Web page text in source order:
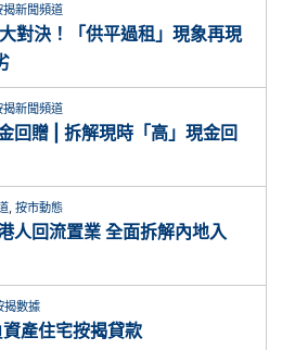
揭新聞頻道
對決！「供平過租」現象再現
揭新聞頻道
回贈 | 拆解現時「高」現金回
,按市動態
人回流置業 全面拆解內地入
揭數據
產住宅按揭貸款